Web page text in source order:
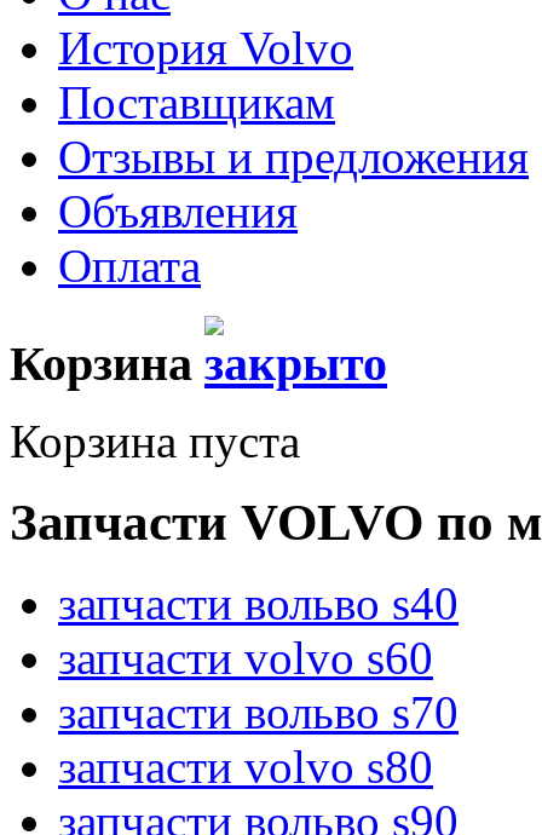
История Volvo
Поставщикам
Отзывы и предложения
Объявления
Оплата
Корзина
Корзина пуста
Запчасти VOLVO по
запчасти вольво s40
запчасти volvo s60
запчасти вольво s70
запчасти volvo s80
запчасти вольво s90